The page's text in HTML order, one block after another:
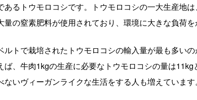
あるトウモロコシです。トウモロコシの一大生産地
量の窒素肥料が使用されており、環境に大きな負荷を
ルトで栽培されたトウモロコシの輸入量が最も多い
ば、牛肉1kgの生産に必要なトウモロコシの量は
ないヴィーガンライクな生活をする人も増えています。